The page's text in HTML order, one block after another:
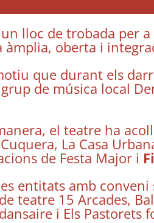
lloc de trobada per
oberta i
que durant els
de música local
el teatre ha
La Casa
de Festa Major i
entitats amb
teatre 15 Arcades,
i Els